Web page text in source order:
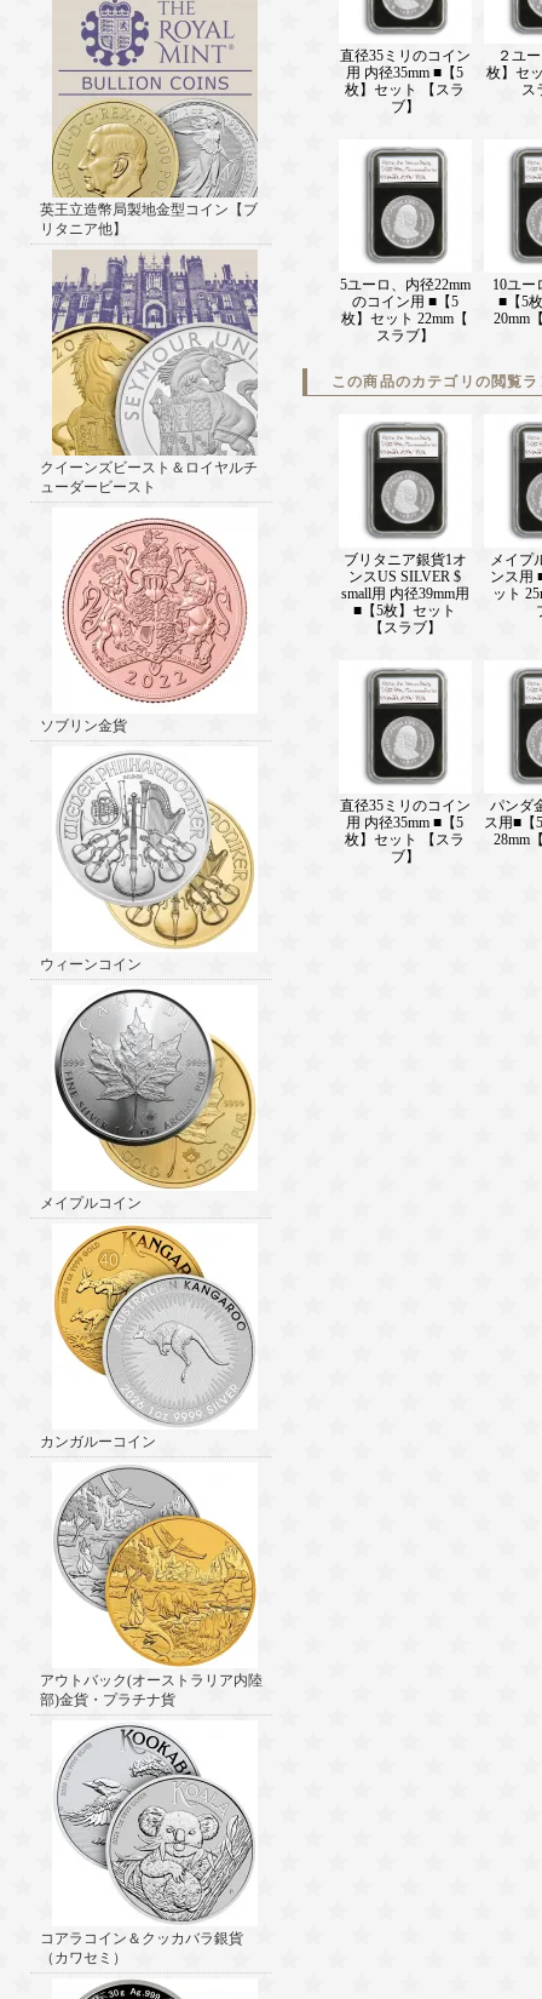
英王立造幣局製地金型コイン【ブ
リタニア他】
クイーンズビースト＆ロイヤルチ
ューダービースト
ソブリン金貨
ウィーンコイン
メイプルコイン
カンガルーコイン
アウトバック(オーストラリア内陸
部)金貨・プラチナ貨
コアラコイン＆クッカバラ銀貨
（カワセミ）
直径35ミリのコイン
用 内径35mm ■【5
枚】セット 【スラ
ブ】
２ユ
枚】セ
ス
5ユーロ、内径22mm
のコイン用 ■【5
枚】セット 22mm【
スラブ】
10ユー
■【5
20mm
この商品のカテゴリの閲覧
ブリタニア銀貨1オ
ンスUS SILVER $
small用 内径39mm用
■【5枚】セット
【スラブ】
メイプ
ンス用
ット
直径35ミリのコイン
用 内径35mm ■【5
枚】セット 【スラ
ブ】
パンダ
ス用■【
28mm